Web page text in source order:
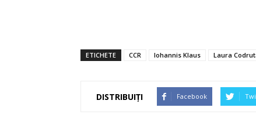
ETICHETE CCR Iohannis Klaus Laura
DISTRIBUIȚI Facebook